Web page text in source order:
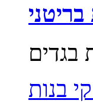
בנות